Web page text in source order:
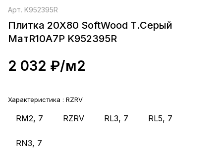
Арт. K952395R
Плитка 20Х80 SoftWood Т.Серый
МатR10A7P K952395R
2 032 ₽/м2
Характеристика : RZRV
RM2, 7 RZRV RL3, 7 RL5, 7
RN3, 7